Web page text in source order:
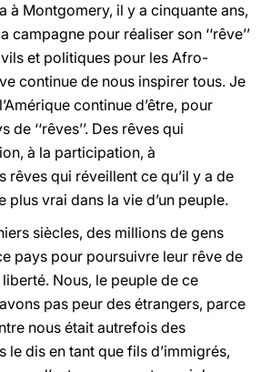
à Montgomery, il y a cinquante ans,
campagne pour réaliser son ‘‘rêve’’
et politiques pour les Afro-
continue de nous inspirer tous. Je
continue d’être, pour
‘‘rêves’’. Des rêves qui
à la participation, à
rêves qui réveillent ce qu’il y a de
plus vrai dans la vie d’un peuple.
siècles, des millions de gens
pays pour poursuivre leur rêve de
Nous, le peuple de ce
pas peur des étrangers, parce
nous était autrefois des
le dis en tant que fils d’immigrés,